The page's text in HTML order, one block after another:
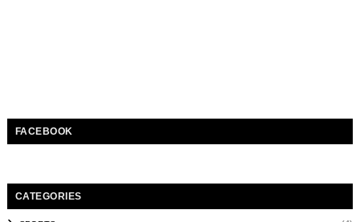
FACEBOOK
CATEGORIES